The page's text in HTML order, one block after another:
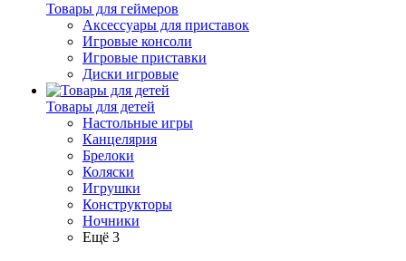
Товары для геймеров
Аксессуары для приставок
Игровые консоли
Игровые приставки
Диски игровые
Товары для детей
Настольные игры
Канцелярия
Брелоки
Коляски
Игрушки
Конструкторы
Ночники
Ещё 3